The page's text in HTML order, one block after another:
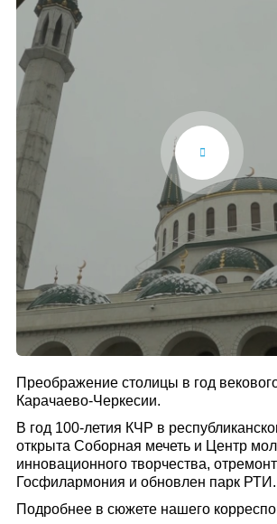
Преображение столицы в год
Карачаево-Черкесии.
В год 100-летия КЧР в
открыта Соборная мечеть и Центр
инновационного творчества,
Госфилармония и обновлен парк РТИ.
Подробнее в сюжете нашего